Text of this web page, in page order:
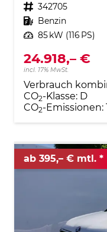
Fahrzeugnr. 342705
Kraftstoff Benzin
Leistung 85 kW (116 PS)
24.918,– €
incl. 17% MwSt.
Verbrauch
CO2-Klasse: D
CO2-Emissionen:
ab 395,– € mtl.